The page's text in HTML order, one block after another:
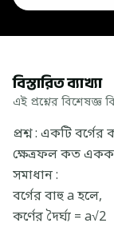
বিস্তারিত ব্যাখ্যা
এই প্রশ্নের বিশেষজ্ঞ
প্রশ্ন : একটি
ক্ষেত্রফল কত
সমাধান :
বর্গের বাহু a হলে,
কর্ণের দৈর্ঘ্য = a√2